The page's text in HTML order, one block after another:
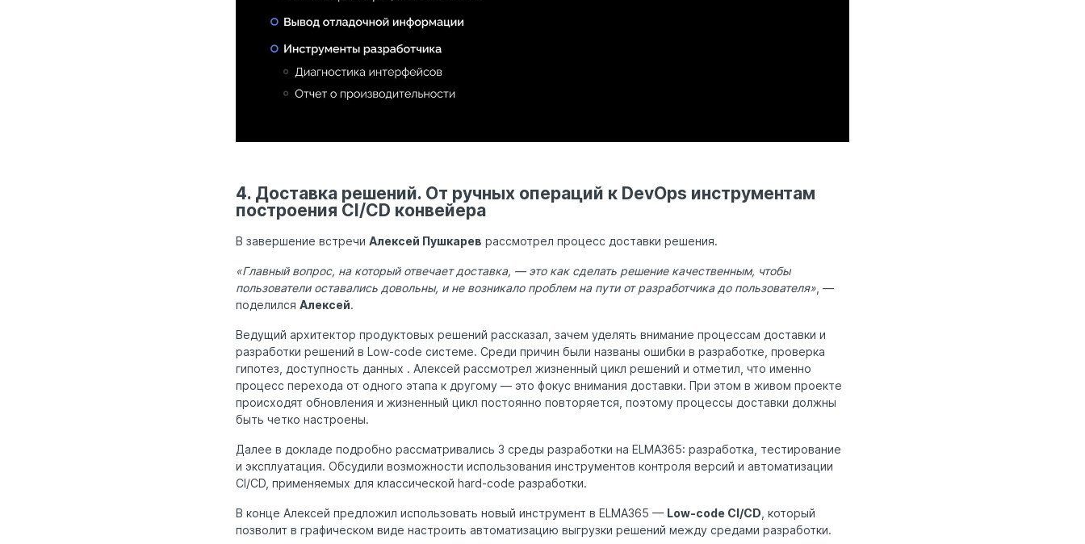
4. Доставка решений. От ручных операций к DevOps инструментам
построения CI/CD конвейера
В завершение встречи Алексей Пушкарев рассмотрел процесс доставки решения.
«Главный вопрос, на который отвечает доставка, — это как сделать решение качественным, чтобы
пользователи оставались довольны, и не возникало проблем на пути от разработчика до пользователя» , —
поделился Алексей.
Ведущий архитектор продуктовых решений рассказал, зачем уделять внимание процессам доставки и
разработки решений в Low-code системе. Среди причин были названы ошибки в разработке, проверка
гипотез, доступность данных . Алексей рассмотрел жизненный цикл решений и отметил, что именно
процесс перехода от одного этапа к другому — это фокус внимания доставки. При этом в живом проекте
происходят обновления и жизненный цикл постоянно повторяется, поэтому процессы доставки должны
быть четко настроены.
Далее в докладе подробно рассматривались 3 среды разработки на ELMA365: разработка, тестирование
и эксплуатация. Обсудили возможности использования инструментов контроля версий и автоматизации
CI/CD, применяемых для классической hard-code разработки.
В конце Алексей предложил использовать новый инструмент в ELMA365 — Low-code CI/CD , который
позволит в графическом виде настроить автоматизацию выгрузки решений между средами разработки.